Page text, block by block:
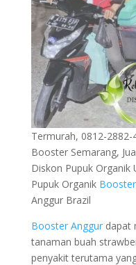
Termurah, 0812-2882-
Booster Semarang,
Diskon Pupuk Organik
Pupuk Organik
Anggur Brazil
Booster Anggurdapat
tanaman buah
penyakit terutama